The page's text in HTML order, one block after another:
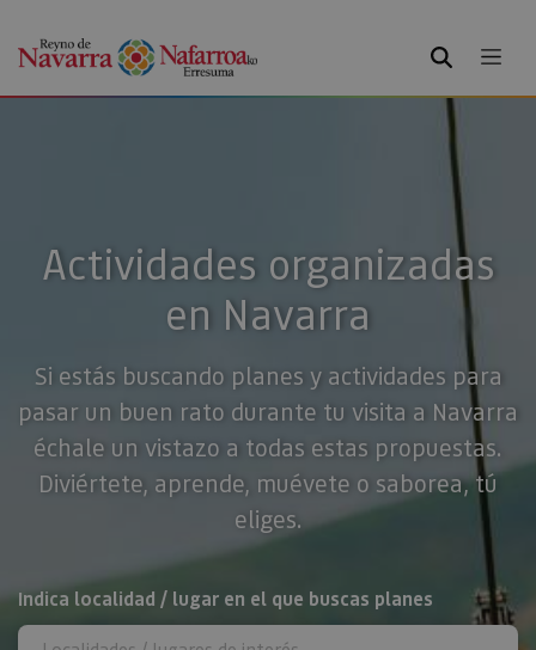
BUSCAR
Actividades organizadas
en Navarra
Si estás buscando planes y actividades para
pasar un buen rato durante tu visita a Navarra
échale un vistazo a todas estas propuestas.
Diviértete, aprende, muévete o saborea, tú
eliges.
BUSCAR
Indica localidad / lugar en el que buscas planes